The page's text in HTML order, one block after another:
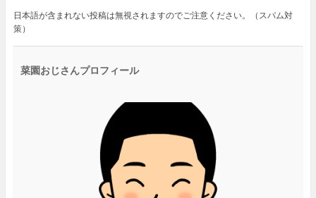
日本語が含まれない投稿は無視されますのでご注意ください。（スパム対
策）
菜園おじさんプロフィール